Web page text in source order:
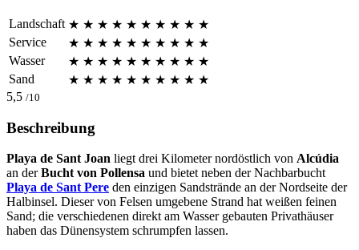
Landschaft ★ ★ ★ ★ ★ ★ ★ ★ ★ ★
Service
★ ★ ★ ★ ★ ★ ★ ★ ★ ★
Wasser
★ ★ ★ ★ ★ ★ ★ ★ ★ ★
Sand
★ ★ ★ ★ ★ ★ ★ ★ ★ ★
5,5 /10
Beschreibung
Playa de Sant Joan liegt drei Kilometer nordöstlich von Alcúdia
an derBucht von Pollensa und bietet neben der Nachbarbucht
Playa de Sant Pere den einzigen Sandstrände an der Nordseite der
Halbinsel. Dieser von Felsen umgebene Strand hat weißen feinen
Sand; die verschiedenen direkt am Wasser gebauten Privathäuser
haben das Dünensystem schrumpfen lassen.